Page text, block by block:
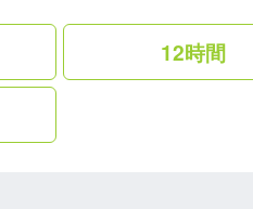
12時間